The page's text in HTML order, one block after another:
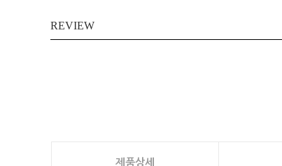
REVIEW
제품상세